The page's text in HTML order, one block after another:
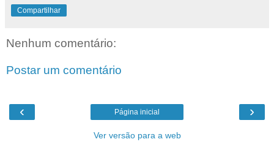
Compartilhar
Nenhum comentário:
Postar um comentário
‹ ›
Página inicial
Ver versão para a web